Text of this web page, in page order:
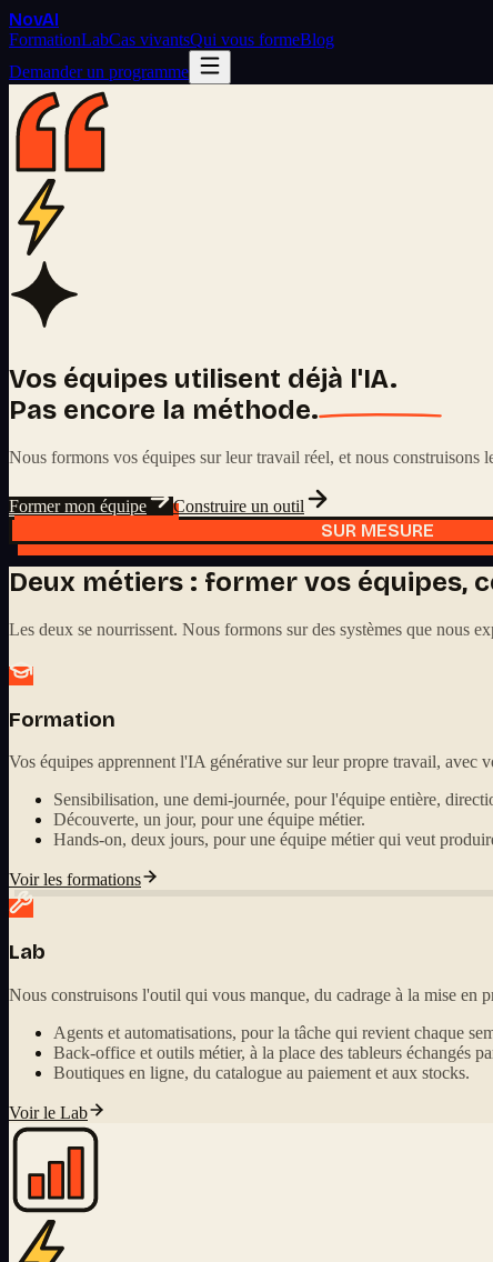
NovAI
FormationLabCas vivantsQui vous formeBlog
Demander un programme
Vos équipes utilisent déjà l'IA.
Pas encore la méthode.
Nous formons vos équipes sur leur travail réel, et nous
Former mon équipe Construire un outil
SUR MESURE
Deux métiers : former vos équipes,
Les deux se nourrissent. Nous formons sur des systèmes que nous
Formation
Vos équipes apprennent l'IA générative sur leur propre travail, avec
Sensibilisation, une demi-journée, pour l'équipe entière,
Découverte, un jour, pour une équipe métier.
Hands-on, deux jours, pour une équipe métier qui veut
Voir les formations
Lab
Nous construisons l'outil qui vous manque, du cadrage à la mise en
Agents et automatisations, pour la tâche qui revient chaque
Back-office et outils métier, à la place des tableurs échangés
Boutiques en ligne, du catalogue au paiement et aux stocks.
Voir le Lab